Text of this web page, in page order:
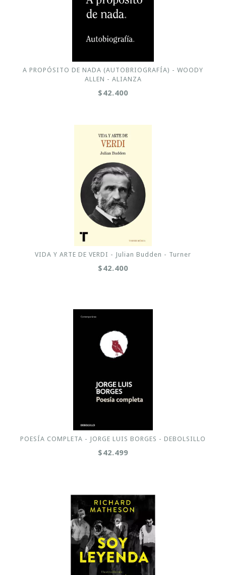
A PROPÓSITO DE NADA (AUTOBRIOGRAFÍA) - WOODY
ALLEN - ALIANZA
$42.400
VIDA Y ARTE DE VERDI - Julian Budden - Turner
$42.400
POESÍA COMPLETA - JORGE LUIS BORGES - DEBOLSILLO
$42.499